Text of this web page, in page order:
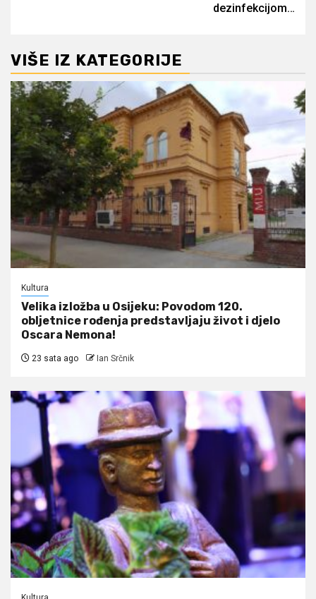
dezinfekcijom…
VIŠE IZ KATEGORIJE
Kultura
Velika izložba u Osijeku: Povodom 120.
obljetnice rođenja predstavljaju život i djelo
Oscara Nemona!
23 sata ago Ian Srčnik